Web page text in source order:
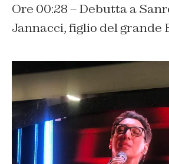
Ore 00:28 – Debutta a
Jannacci, figlio del grande